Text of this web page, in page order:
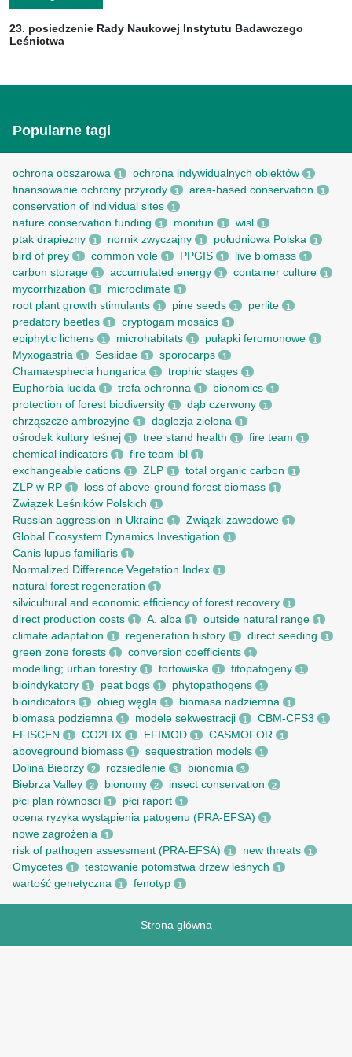
23. posiedzenie Rady Naukowej Instytutu Badawczego
Leśnictwa
Popularne tagi
ochrona obszarowa 1 ochrona indywidualnych obiektów 1
finansowanie ochrony przyrody 1 area-based conservation 1
conservation of individual sites 1
nature conservation funding 1 monifun 1 wisl 1
ptak drapieżny 1 nornik zwyczajny 1 południowa Polska 1
bird of prey 1 common vole 1 PPGIS 1 live biomass 1
carbon storage 1 accumulated energy 1 container culture 1
mycorrhization 1 microclimate 1
root рlant growth stimulants 1 pine seeds 1 perlite 1
predatory beetles 1 cryptogam mosaics 1
epiphytic lichens 1 microhabitats 1 pułapki feromonowe 1
Myxogastria 1 Sesiidae 1 sporocarps 1
Chamaesphecia hungarica 1 trophic stages 1
Euphorbia lucida 1 trefa ochronna 1 bionomics 1
protection of forest biodiversity 1 dąb czerwony 1
chrząszcze ambrozyjne 1 daglezja zielona 1
ośrodek kultury leśnej 1 tree stand health 1 fire team 1
chemical indicators 1 fire team ibl 1
exchangeable cations 1 ZLP 1 total organic carbon 1
ZLP w RP 1 loss of above-ground forest biomass 1
Związek Leśników Polskich 1
Russian aggression in Ukraine 1 Związki zawodowe 1
Global Ecosystem Dynamics Investigation 1
Canis lupus familiaris 1
Normalized Difference Vegetation Index 1
natural forest regeneration 1
silvicultural and economic efficiency of forest recovery 1
direct production costs 1 A. alba 1 outside natural range 1
climate adaptation 1 regeneration history 1 direct seeding 1
green zone forests 1 conversion coefficients 1
modelling; urban forestry 1 torfowiska 1 fitopatogeny 1
bioindykatory 1 peat bogs 1 phytopathogens 1
bioindicators 1 obieg węgla 1 biomasa nadziemna 1
biomasa podziemna 1 modele sekwestracji 1 CBM-CFS3 1
EFISCEN 1 CO2FIX 1 EFIMOD 1 CASMOFOR 1
aboveground biomass 1 sequestration models 1
Dolina Biebrzy 2 rozsiedlenie 3 bionomia 3
Biebrza Valley 2 bionomy 2 insect conservation 2
płci plan równości 1 płci raport 1
ocena ryzyka wystąpienia patogenu (PRA-EFSA) 1
nowe zagrożenia 1
risk of pathogen assessment (PRA-EFSA) 1 new threats 1
Omycetes 1 testowanie potomstwa drzew leśnych 1
wartość genetyczna 1 fenotyp 1
Strona główna